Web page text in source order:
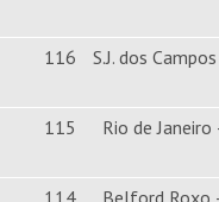
116 S.J. dos
115 Rio de Janeiro
114 Belford Roxo